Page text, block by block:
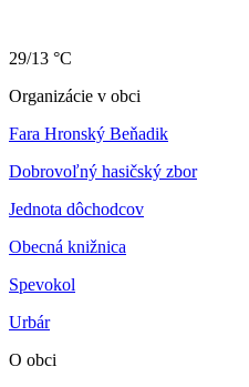
29/13 °C
Organizácie v obci
Fara Hronský Beňadik
Dobrovoľný hasičský zbor
Jednota dôchodcov
Obecná knižnica
Spevokol
Urbár
O obci